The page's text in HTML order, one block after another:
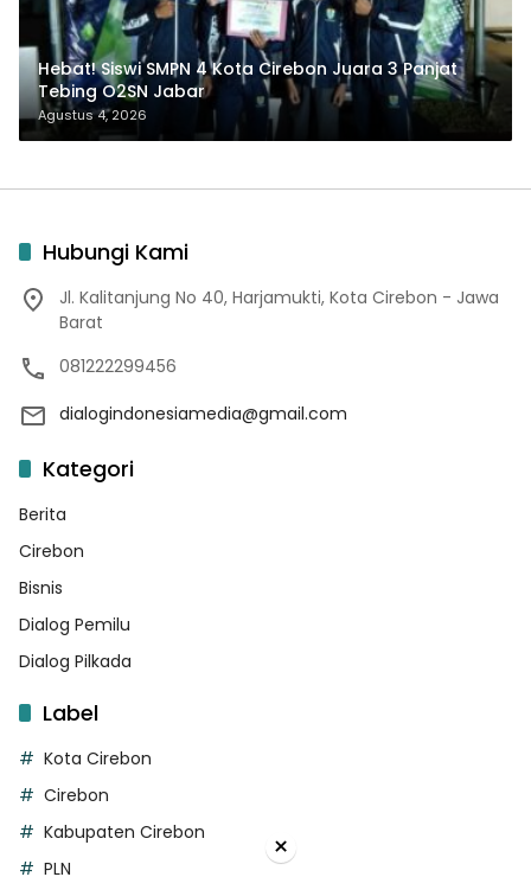
Hebat! Siswi SMPN 4 Kota Cirebon Juara 3 Panjat
Tebing O2SN Jabar
Agustus 4, 2026
Hubungi Kami
Jl. Kalitanjung No 40, Harjamukti, Kota Cirebon - Jawa
Barat
081222299456
dialogindonesiamedia@gmail.com
Kategori
Berita
Cirebon
Bisnis
Dialog Pemilu
Dialog Pilkada
Label
Kota Cirebon
Cirebon
Kabupaten Cirebon
PLN
×